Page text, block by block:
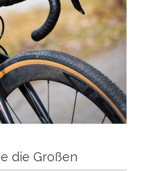
die Großen